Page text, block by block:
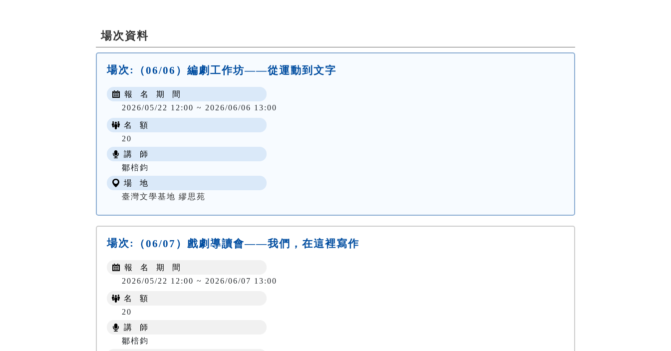
場次資料
場次: （06/06）編劇工作坊——從運動到文字
報 名 期 間
2026/05/22 12:00 ~ 2026/06/06 13:00
名 額
20
講 師
鄒棓鈞
場 地
臺灣文學基地 繆思苑
場次: （06/07）戲劇導讀會——我們，在這裡寫作
報 名 期 間
2026/05/22 12:00 ~ 2026/06/07 13:00
名 額
20
講 師
鄒棓鈞